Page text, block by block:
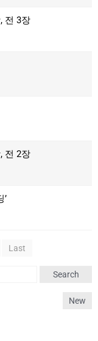
전 3장
전 2장
’
Last
Search
New